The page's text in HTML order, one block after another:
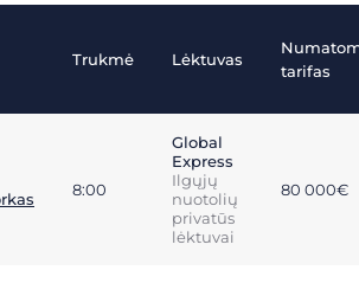
Trukmė Lėktuvas
tarifas
8:00
Global
Express
Ilgųjų
nuotolių
privatūs
lėktuvai
80 000€